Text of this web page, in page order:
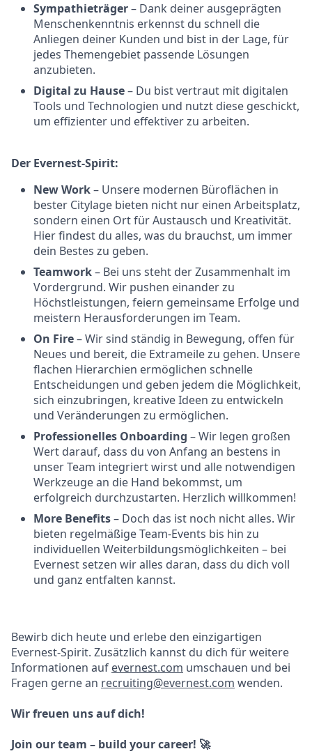
Sympathieträger– Dank deiner ausgeprägten
Menschenkenntnis erkennst du schnell die
Anliegen deiner Kunden und bist in der Lage, für
jedes Themengebiet passende Lösungen
anzubieten.
Digital zu Hause– Du bist vertraut mit digitalen
Tools und Technologien und nutzt diese geschickt,
um effizienter und effektiver zu arbeiten.
Der Evernest-Spirit:
New Work– Unsere modernen Büroflächen in
bester Citylage bieten nicht nur einen Arbeitsplatz,
sondern einen Ort für Austausch und Kreativität.
Hier findest du alles, was du brauchst, um immer
dein Bestes zu geben.
Teamwork– Bei uns steht der Zusammenhalt im
Vordergrund. Wir pushen einander zu
Höchstleistungen, feiern gemeinsame Erfolge und
meistern Herausforderungen im Team.
On Fire– Wir sind ständig in Bewegung, offen für
Neues und bereit, die Extrameile zu gehen. Unsere
flachen Hierarchien ermöglichen schnelle
Entscheidungen und geben jedem die Möglichkeit,
sich einzubringen, kreative Ideen zu entwickeln
und Veränderungen zu ermöglichen.
Professionelles Onboarding – Wir legen großen
Wert darauf, dass du von Anfang an bestens in
unser Team integriert wirst und alle notwendigen
Werkzeuge an die Hand bekommst, um
erfolgreich durchzustarten. Herzlich willkommen!
More Benefits– Doch das ist noch nicht alles. Wir
bieten regelmäßige Team-Events bis hin zu
individuellen Weiterbildungsmöglichkeiten – bei
Evernest setzen wir alles daran, dass du dich voll
und ganz entfalten kannst.
Bewirb dich heute und erlebe den einzigartigen
Evernest-Spirit. Zusätzlich kannst du dich für weitere
Informationen auf evernest.com umschauen und bei
Fragen gerne an recruiting@evernest.com wenden.
Wir freuen uns auf dich!
Join our team – build your career! 🚀